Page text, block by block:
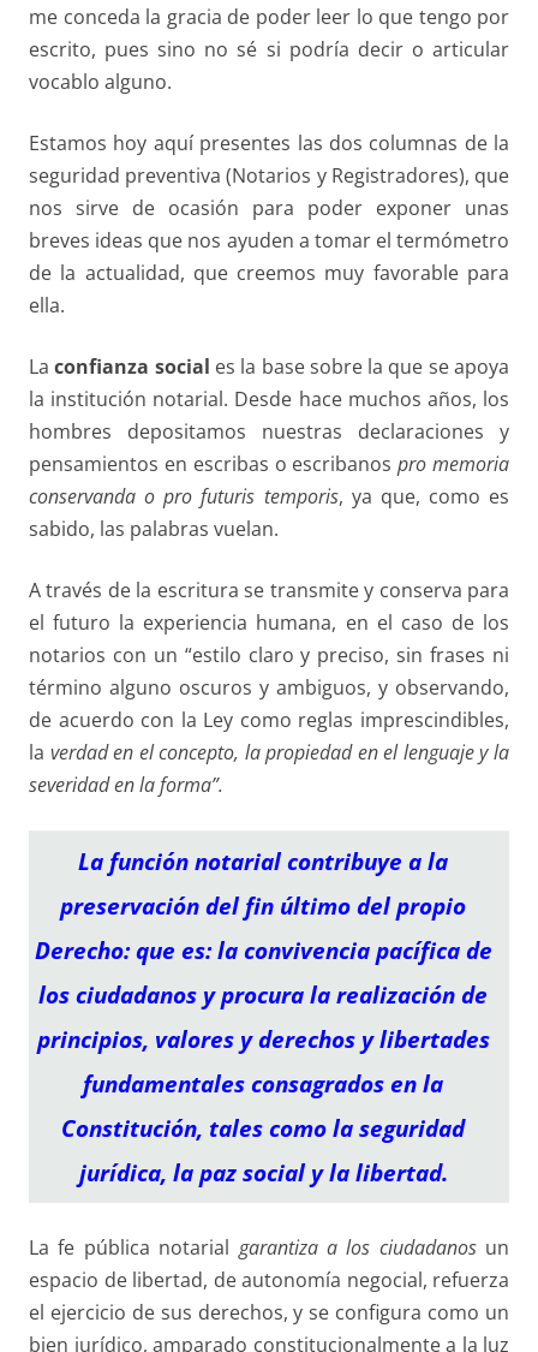
me conceda la gracia de poder leer lo que tengo por
escrito, pues sino no sé si podría decir o articular
vocablo alguno.
Estamos hoy aquí presentes las dos columnas de la
seguridad preventiva (Notarios y Registradores), que
nos sirve de ocasión para poder exponer unas
breves ideas que nos ayuden a tomar el termómetro
de la actualidad, que creemos muy favorable para
ella.
Laconfianza social es la base sobre la que se apoya
la institución notarial. Desde hace muchos años, los
hombres depositamos nuestras declaraciones y
pensamientos en escribas o escribanospro memoria
conservanda o pro futuris temporis, ya que, como es
sabido, las palabras vuelan.
A través de la escritura se transmite y conserva para
el futuro la experiencia humana, en el caso de los
notarios con un “estilo claro y preciso, sin frases ni
término alguno oscuros y ambiguos, y observando,
de acuerdo con la Ley como reglas imprescindibles,
la verdad en el concepto, la propiedad en el lenguaje y la
severidad en la forma”.
La función notarial contribuye a la
preservación del fin último del propio
Derecho: que es: la convivencia pacífica de
los ciudadanos y procura la realización de
principios, valores y derechos y libertades
fundamentales consagrados en la
Constitución, tales como la seguridad
jurídica, la paz social y la libertad.
La fe pública notarial garantiza a los ciudadanosun
espacio de libertad, de autonomía negocial, refuerza
el ejercicio de sus derechos, y se configura como un
bien jurídico, amparado constitucionalmente a la luz